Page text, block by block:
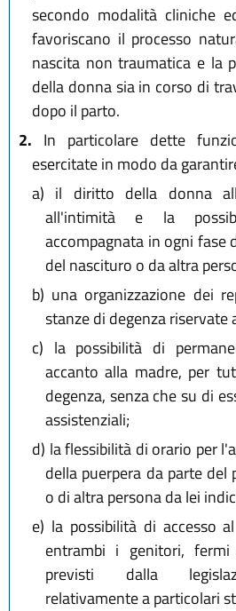
secondo modalità cliniche
favoriscano il processo
nascita non traumatica e la
della donna sia in corso di
dopo il parto.
2. In particolare dette
esercitate in modo da
a) il diritto della donna
all'intimità e la
accompagnata in ogni fase
del nascituro o da altra
b) una organizzazione dei
stanze di degenza riservate
c) la possibilità di
accanto alla madre, per
degenza, senza che su di
assistenziali;
d) la flessibilità di orario per
della puerpera da parte del
o di altra persona da lei
e) la possibilità di accesso
entrambi i genitori,
previsti dalla
relativamente a particolari